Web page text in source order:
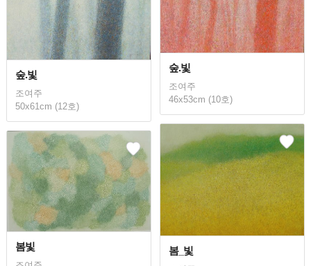
숲.빛
조여주
46x53cm (10호)
숲.빛
조여주
50x61cm (12호)
봄_빛
봄빛